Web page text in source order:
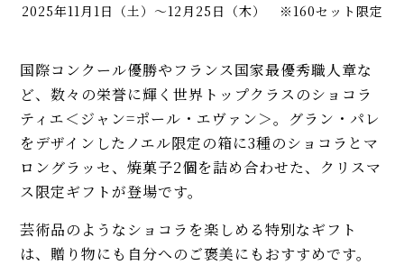
2025年11月1日（土）～12月25日（木） ※160セット限定
国際コンクール優勝やフランス国家最優秀職人章な
ど、数々の栄誉に輝く世界トップクラスのショコラ
ティエ＜ジャン=ポール・エヴァン＞。グラン・パレ
をデザインしたノエル限定の箱に3種のショコラとマ
ロングラッセ、焼菓子2個を詰め合わせた、クリスマ
ス限定ギフトが登場です。
芸術品のようなショコラを楽しめる特別なギフト
は、贈り物にも自分へのご褒美にもおすすめです。